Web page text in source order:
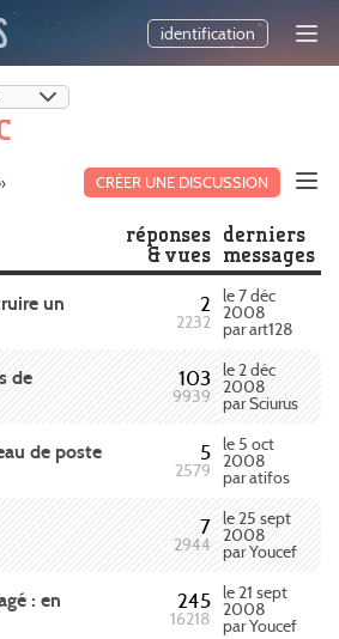
identification
CRÉER UNE DISCUSSION
réponses
& vues
derniers
messages
un 2
2232
le 7 déc
2008
par art128
de 103
9939
le 2 déc
2008
par Sciurus
de poste 5
2579
le 5 oct
2008
par atifos
7
2944
le 25 sept
2008
par Youcef
: en 245
16218
le 21 sept
2008
par Youcef